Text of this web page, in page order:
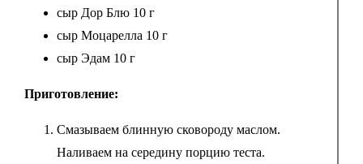
сыр Дор Блю 10 г
сыр Моцарелла 10 г
сыр Эдам 10 г
Приготовление:
Смазываем блинную сковороду маслом.
Наливаем на середину порцию теста.